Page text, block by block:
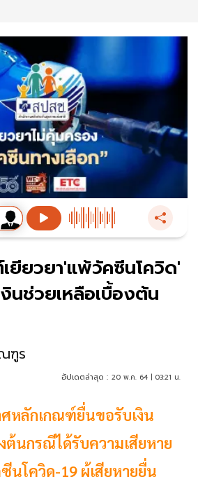
ยียวยา'แพ้วัคซีนโควิด'
นช่วยเหลือเบื้องต้น
ฑูร
อัปเดตล่าสุด : 20 พ.ค. 64 | 03:21 น.
หลักเกณฑ์ยื่นขอรับเงิน
ต้นกรณีได้รับความเสียหาย
นโควิด-19 ผู้เสียหายยื่น